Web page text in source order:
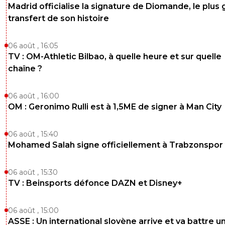
Madrid officialise la signature de Diomande, le plus
transfert de son histoire
06 août , 16:05
TV : OM-Athletic Bilbao, à quelle heure et sur quelle
chaîne ?
06 août , 16:00
OM : Geronimo Rulli est à 1,5ME de signer à Man City
06 août , 15:40
Mohamed Salah signe officiellement à Trabzonspor
06 août , 15:30
TV : Beinsports défonce DAZN et Disney+
06 août , 15:00
ASSE : Un international slovène arrive et va battre